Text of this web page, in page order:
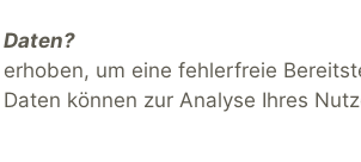
um eine fehlerfreie
können zur Analyse Ihres